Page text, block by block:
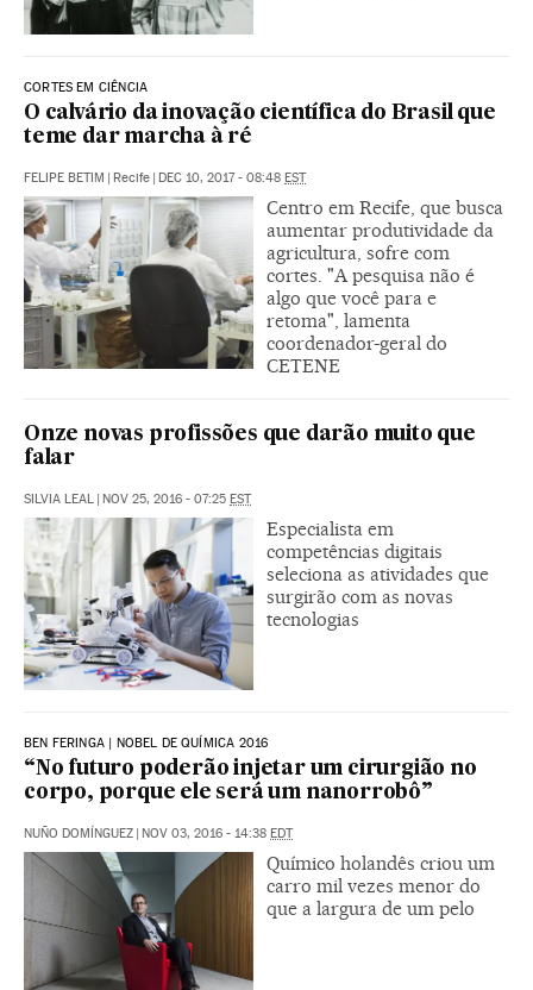
CORTES EM CIÊNCIA
O calvário da inovação científica do Brasil que
teme dar marcha à ré
FELIPE BETIM Recife DEC 10, 2017 - 08:48 EST
Centro em Recife, que busca
aumentar produtividade da
agricultura, sofre com
cortes. "A pesquisa não é
algo que você para e
retoma", lamenta
coordenador-geral do
CETENE
Onze novas profissões que darão muito que
falar
SILVIA LEAL NOV 25, 2016 - 07:25 EST
Especialista em
competências digitais
seleciona as atividades que
surgirão com as novas
tecnologias
BEN FERINGA | NOBEL DE QUÍMICA 2016
“No futuro poderão injetar um cirurgião no
corpo, porque ele será um nanorrobô”
NUÑO DOMÍNGUEZ | NOV 03, 2016 - 14:38 EDT
Químico holandês criou um
carro mil vezes menor do
que a largura de um pelo